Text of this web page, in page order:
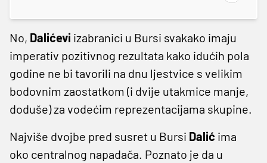
No, Dalićevi izabranici u Bursi svakako imaju
imperativ pozitivnog rezultata kako idućih pola
godine ne bi tavorili na dnu ljestvice s velikim
bodovnim zaostatkom (i dvije utakmice manje,
doduše) za vodećim reprezentacijama skupine.
Najviše dvojbe pred susret u Bursi Dalić ima
oko centralnog napadača. Poznato je da u